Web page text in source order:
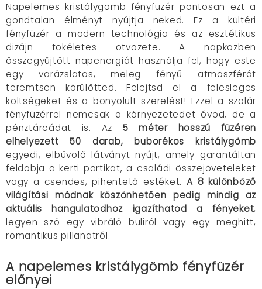
Napelemes kristálygömb fényfüzér pontosan ezt a
gondtalan élményt nyújtja neked. Ez a kültéri
fényfüzér a modern technológia és az esztétikus
dizájn tökéletes ötvözete. A napközben
összegyűjtött napenergiát használja fel, hogy este
egy varázslatos, meleg fényű atmoszférát
teremtsen körülötted. Felejtsd el a felesleges
költségeket és a bonyolult szerelést! Ezzel a szolár
fényfüzérrel nemcsak a környezetedet óvod, de a
pénztárcádat is. Az 5 méter hosszú füzéren
elhelyezett 50 darab, buborékos kristálygömb
egyedi, elbűvölő látványt nyújt, amely garantáltan
feldobja a kerti partikat, a családi összejöveteleket
vagy a csendes, pihentető estéket. A 8 különböző
világítási módnak köszönhetően pedig mindig az
aktuális hangulatodhoz igazíthatod a fényeket,
legyen szó egy vibráló buliról vagy egy meghitt,
romantikus pillanatról.
A napelemes kristálygömb fényfüzér
előnyei